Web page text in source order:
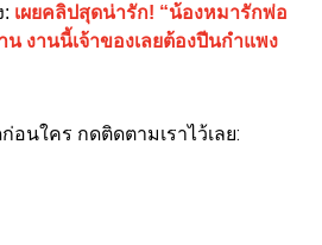
: เผยคลิปสุดน่ารัก! “น้องหมารักพ่อ
งานนี้เจ้าของเลยต้องปีนกำแพง
นใคร กดติดตามเราไว้เลย: